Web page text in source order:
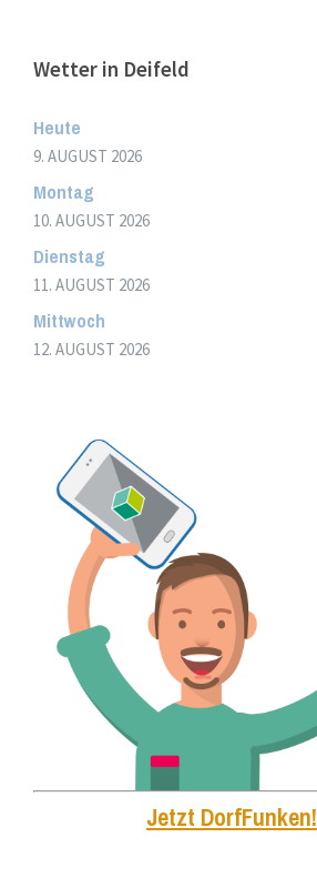
Wetter in Deifeld
Heute
9. AUGUST 2026
Montag
10. AUGUST 2026
Dienstag
11. AUGUST 2026
Mittwoch
12. AUGUST 2026
Jetzt DorfFunken!